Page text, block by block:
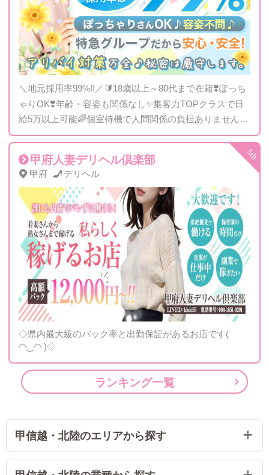
＼地元採用率99%!!／🔰18歳以上～80代まで在籍❣️ぽっち
ゃりOK❣️年齢・容姿も関係なし✨集客力TOPクラスで日
給5万以上可能🌈個室待機で人間関係の負担ありません✨
甲府人妻デリヘル倶楽部
甲府 デリヘル
◇県内最大級のバック率と出勤保証があるお店です(
◠‿◠ )◇
ランキング一覧
甲信越・北陸のエリアから探す